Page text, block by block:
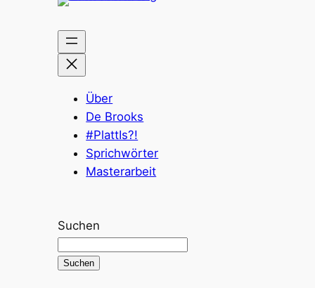
Über
De Brooks
#PlattIs?!
Sprichwörter
Masterarbeit
Suchen
Suchen